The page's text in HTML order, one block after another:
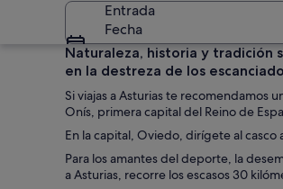
Entrada
Fecha
Naturaleza, historia y tradición
en la destreza de los
Si viajas a Asturias te recomendamos
Onís, primera capital del Reino de
En la capital, Oviedo, dirígete al
Para los amantes del deporte, la
a Asturias, recorre los escasos 30